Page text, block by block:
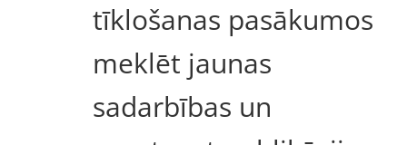
tīklošanas pasākumos
meklēt jaunas
sadarbības un